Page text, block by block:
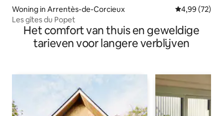
Woning in Arrentès-de-Corcieux Gemiddelde
4,99 (72)
Les gîtes du Popet
Het comfort van thuis en geweldige
tarieven voor langere verblijven